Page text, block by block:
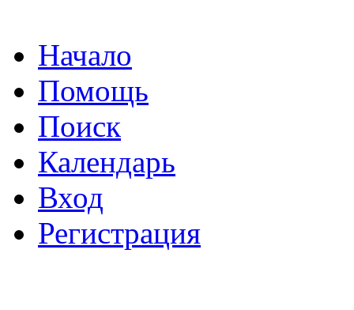
Начало
Помощь
Поиск
Календарь
Вход
Регистрация